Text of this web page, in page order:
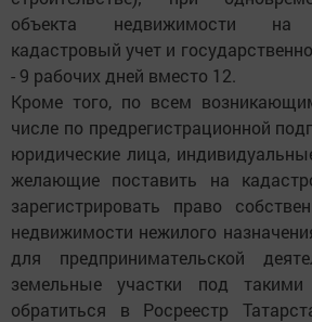
объекта недвижимости на
кадастровый учет и
- 9 рабочих дней вместо 12.
Кроме того, по всем
числе по предрегистрационной
юридические лица,
желающие поставить на
зарегистрировать право
недвижимости нежилого
для предпринимательской
земельные участки под такими
обратиться в Росреестр